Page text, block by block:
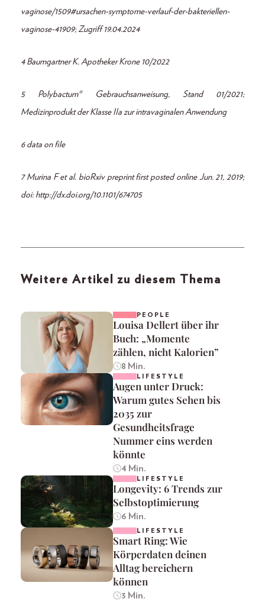
vaginose/1509#ursachen-symptome-verlauf-der-bakteriellen-
vaginose-41909; Zugriff 19.04.2024
4 Baumgartner K. Apotheker Krone 10/2022
5 Polybactum® Gebrauchsanweisung, Stand 01/2021;
Medizinprodukt der Klasse IIa zur intravaginalen Anwendung
6 data on file
7 Murina F et al. bioRxiv preprint first posted online Jun. 21, 2019;
doi: http://dx.doi.org/10.1101/674705
Weitere Artikel zu diesem Thema
PEOPLE
Louisa Dellert über ihr
Buch: „Momente
zählen, nicht Kalorien”
8 Min.
LIFESTYLE
Augen unter Druck:
Warum gutes Sehen bis
2035 zur
Gesundheitsfrage
Nummer eins werden
könnte
4 Min.
LIFESTYLE
Longevity: 6 Trends zur
Selbstoptimierung
6 Min.
LIFESTYLE
Smart Ring: Wie
Körperdaten deinen
Alltag bereichern
können
3 Min.